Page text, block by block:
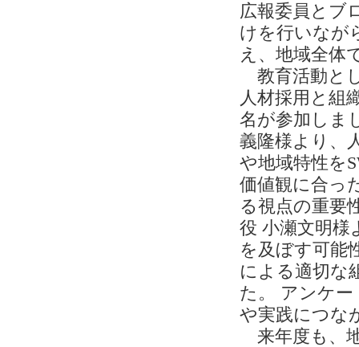
広報委員とブ
けを行いなが
え、地域全体
教育活動と
人材採用と組
名が参加しま
義隆様より、
や地域特性を
価値観に合っ
る視点の重要
役 小瀬文明様
を及ぼす可能
による適切な
た。 アンケー
や実践につな
来年度も、